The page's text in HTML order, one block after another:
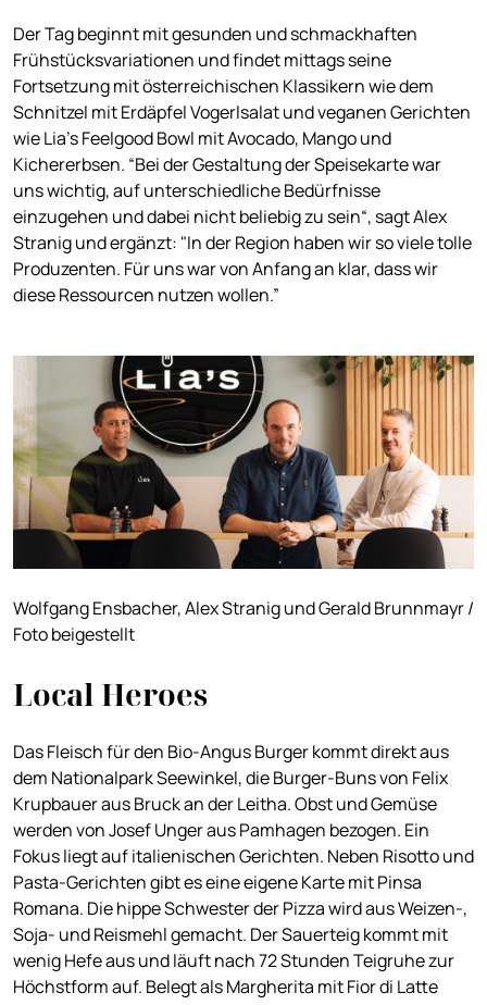
Der Tag beginnt mit gesunden und schmackhaften
Frühstücksvariationen und findet mittags seine
Fortsetzung mit österreichischen Klassikern wie dem
Schnitzel mit Erdäpfel Vogerlsalat und veganen Gerichten
wie Lia’s Feelgood Bowl mit Avocado, Mango und
Kichererbsen. “Bei der Gestaltung der Speisekarte war
uns wichtig, auf unterschiedliche Bedürfnisse
einzugehen und dabei nicht beliebig zu sein“, sagt Alex
Stranig und ergänzt: "In der Region haben wir so viele tolle
Produzenten. Für uns war von Anfang an klar, dass wir
diese Ressourcen nutzen wollen.”
Wolfgang Ensbacher, Alex Stranig und Gerald Brunnmayr /
Foto beigestellt
Local Heroes
Das Fleisch für den Bio-Angus Burger kommt direkt aus
dem Nationalpark Seewinkel, die Burger-Buns von Felix
Krupbauer aus Bruck an der Leitha. Obst und Gemüse
werden von Josef Unger aus Pamhagen bezogen. Ein
Fokus liegt auf italienischen Gerichten. Neben Risotto und
Pasta-Gerichten gibt es eine eigene Karte mit Pinsa
Romana. Die hippe Schwester der Pizza wird aus Weizen-,
Soja- und Reismehl gemacht. Der Sauerteig kommt mit
wenig Hefe aus und läuft nach 72 Stunden Teigruhe zur
Höchstform auf. Belegt als Margherita mit Fior di Latte